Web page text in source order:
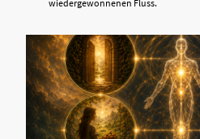
wiedergewonnenen Fluss.